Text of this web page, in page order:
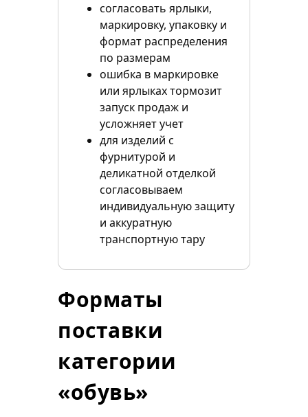
согласовать ярлыки,
маркировку, упаковку и
формат распределения
по размерам
ошибка в маркировке
или ярлыках тормозит
запуск продаж и
усложняет учет
для изделий с
фурнитурой и
деликатной отделкой
согласовываем
индивидуальную защиту
и аккуратную
транспортную тару
Форматы
поставки
категории
«обувь»